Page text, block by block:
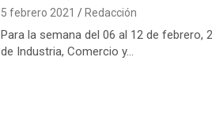
5 febrero 2021 Redacción
Para la semana del 06 al 12 de febrero,
de Industria, Comercio y…